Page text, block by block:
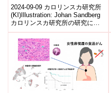
(New study reveals
specialisation of immune
cells in different tissues)
2024-09-09 カロリンスカ研究所
(KI)Illustration: Johan Sandberg
カロリンスカ研究所の研究によ
ると、MAIT細胞(粘膜関連...